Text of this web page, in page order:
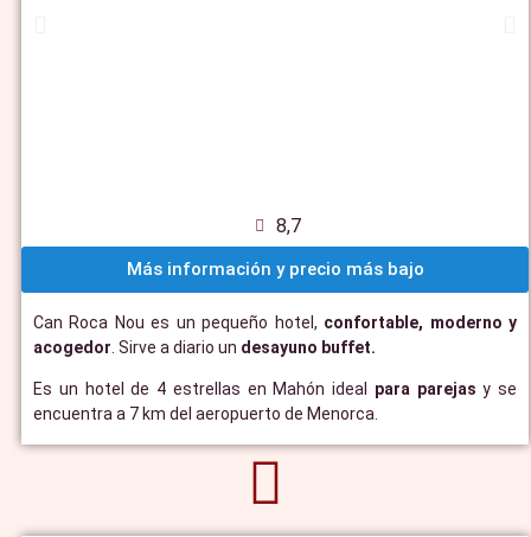
8,7
Más información y precio más bajo
Can Roca Nou es un pequeño hotel, confortable, moderno y
acogedor . Sirve a diario un desayuno buffet.
Es un hotel de 4 estrellas en Mahón ideal para parejas y se
encuentra a 7 km del aeropuerto de Menorca.